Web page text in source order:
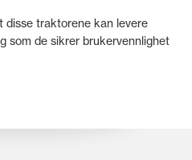
disse traktorene kan levere
som de sikrer brukervennlighet